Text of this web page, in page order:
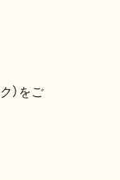
）をご